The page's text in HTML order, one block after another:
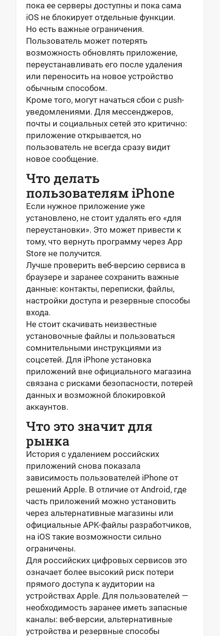
пока ее серверы доступны и пока сама
iOS не блокирует отдельные функции.
Но есть важные ограничения.
Пользователь может потерять
возможность обновлять приложение,
переустанавливать его после удаления
или переносить на новое устройство
обычным способом.
Кроме того, могут начаться сбои с push-
уведомлениями. Для мессенджеров,
почты и социальных сетей это критично:
приложение открывается, но
пользователь не всегда сразу видит
новое сообщение.
Что делать
пользователям iPhone
Если нужное приложение уже
установлено, не стоит удалять его «для
переустановки». Это может привести к
тому, что вернуть программу через App
Store не получится.
Лучше проверить веб-версию сервиса в
браузере и заранее сохранить важные
данные: контакты, переписки, файлы,
настройки доступа и резервные способы
входа.
Не стоит скачивать неизвестные
установочные файлы и пользоваться
сомнительными инструкциями из
соцсетей. Для iPhone установка
приложений вне официального магазина
связана с рисками безопасности, потерей
данных и возможной блокировкой
аккаунтов.
Что это значит для
рынка
История с удалением российских
приложений снова показала
зависимость пользователей iPhone от
решений Apple. В отличие от Android, где
часть приложений можно установить
через альтернативные магазины или
официальные APK-файлы разработчиков,
на iOS такие возможности сильно
ограничены.
Для российских цифровых сервисов это
означает более высокий риск потери
прямого доступа к аудитории на
устройствах Apple. Для пользователей —
необходимость заранее иметь запасные
каналы: веб-версии, альтернативные
устройства и резервные способы